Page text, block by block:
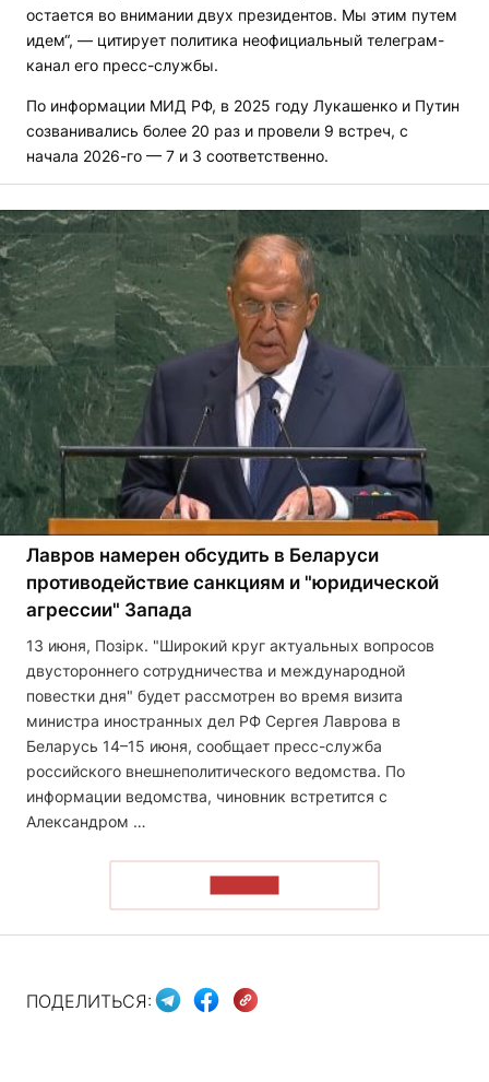
остается во внимании двух президентов. Мы этим путем
идем“, — цитирует политика неофициальный телеграм-
канал его пресс-службы.
По информации МИД РФ, в 2025 году Лукашенко и Путин
созванивались более 20 раз и провели 9 встреч, с
начала 2026-го — 7 и 3 соответственно.
Лавров намерен обсудить в Беларуси
противодействие санкциям и "юридической
агрессии" Запада
13 июня, Позірк. "Широкий круг актуальных вопросов
двустороннего сотрудничества и международной
повестки дня" будет рассмотрен во время визита
министра иностранных дел РФ Сергея Лаврова в
Беларусь 14–15 июня, сообщает пресс-служба
российского внешнеполитического ведомства. По
информации ведомства, чиновник встретится с
Александром …
ПОДЕЛИТЬСЯ: